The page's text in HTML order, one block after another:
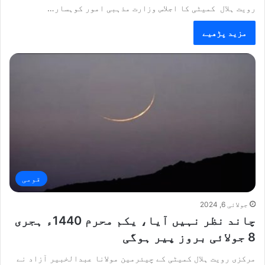
رویت ہلال کمیٹی کا اجلاس وزارت مذہبی امور کوہسار…
مزید پڑھیے
قومی
جولائی 6, 2024
چاند نظر نہیں آیا، یکم محرم 1440ء ہجری
8 جولائی بروز پیر ہوگی
مرکزی رویت ہلال کمیٹی کے چیئرمین مولانا عبدالخبیر آزاد نے